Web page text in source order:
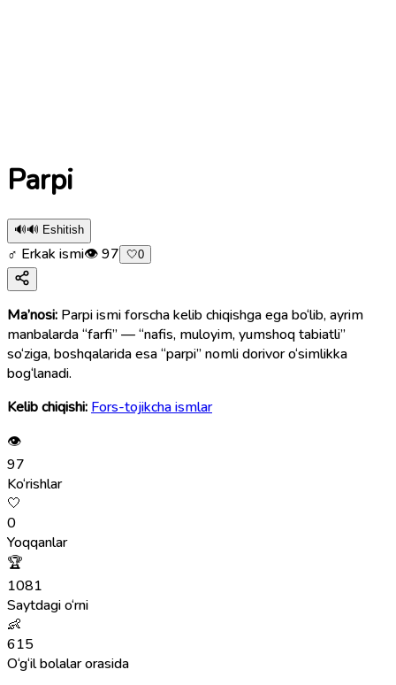
Parpi
🔊🔊 Eshitish
♂ Erkak ismi👁97 🤍0
Ma’nosi: Parpi ismi forscha kelib chiqishga ega bo‘lib, ayrim
manbalarda “farfi” — “nafis, muloyim, yumshoq tabiatli”
so‘ziga, boshqalarida esa “parpi” nomli dorivor o‘simlikka
bog‘lanadi.
Kelib chiqishi: Fors-tojikcha ismlar
👁
97
Ko‘rishlar
🤍
0
Yoqqanlar
🏆
1081
Saytdagi o‘rni
👶
615
O‘g‘il bolalar orasida